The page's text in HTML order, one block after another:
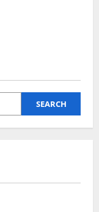
SEARCH